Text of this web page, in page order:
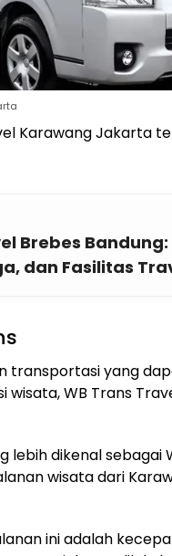
Karawang Jakarta
Brebes Bandung:
dan Fasilitas
transportasi yang
wisata, WB Trans
lebih dikenal sebagai
wisata dari
ini adalah